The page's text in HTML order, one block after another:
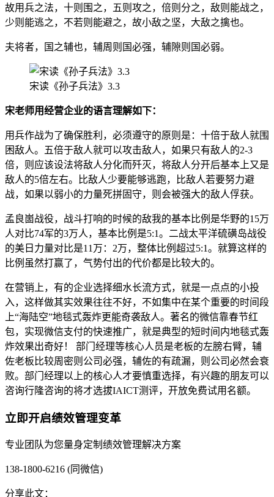
故用兵之法，十则围之，五则攻之，倍则分之，敌则能战之，
少则能逃之，不若则能避之，故小敌之坚，大敌之擒也。
夫将者，国之辅也，辅周则国必强，辅隙则国必弱。
宋读《孙子兵法》3.3
宋老师用经营企业的语言理解如下：
用兵作战为了确保胜利，必须遵守的原则是：十倍于敌人就围
困敌人。五倍于敌人就可以攻击敌人，如果只有敌人的2-3
倍，则应该设法将敌人分化而歼灭，将敌人分开后基本上又是
敌人的5倍左右。比敌人少要能够逃跑，比敌人若要努力避
战，如果以弱小的力量死拼固守，则会被强大的敌人俘获。
孟良崮战役，战斗打响的时候的敌我的基本比例是华野的15万
人对比74军的3万人，基本比例是5:1。二战太平洋硫磺岛战役
的美日力量对比是11万：2万，整体比例超过5:1。就算这样的
比例虽然打赢了，气势付出的代价都是比较大的。
在营销上，有的企业选择细水长流方式，就是一点点的小投
入，这样做其实效果往往不好，不如集中在某个重要的时间段
上“海陆空”地毯式轰炸更能奇袭敌人。著名的微信靠春节红
包，实现微信支付的快速推广，就是典型的短时间内地毯式轰
炸效果出奇好！ 部门经理等核心人员是老板的左膀右臂，辅
佐老板比较周密则公司必强，辅佐的有疏漏，则公司必然会衰
败。部门经理以上的核心人才要慎重选择，有兴趣的朋友可以
咨询行隆咨询的将才选拔IAICT测评，开放免费试用名额。
立即开启绩效管理变革
专业团队为您量身定制绩效管理解决方案
138-1800-6216 (同微信)
分享此文：